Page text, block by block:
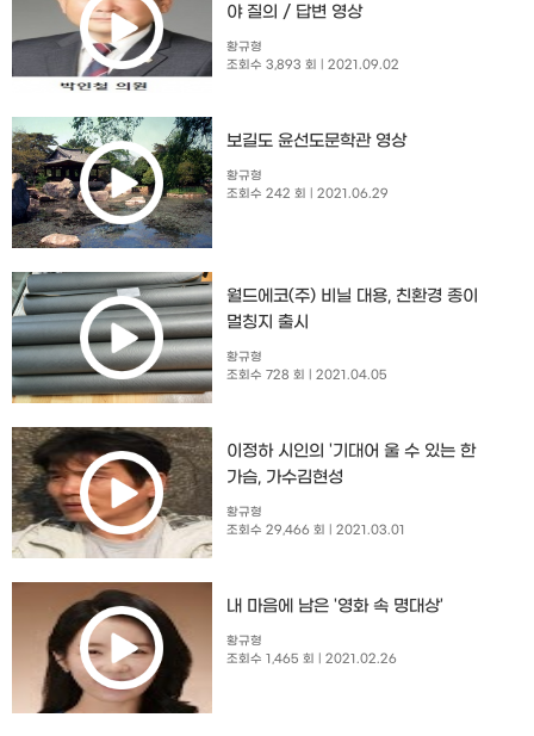
야 질의 / 답변 영상
황규형
조회수 3,893 회
| 2021.09.02
보길도 윤선도문학관 영상
황규형
조회수 242 회
| 2021.06.29
월드에코(주) 비닐 대용, 친환경 종이
멀칭지 출시
황규형
조회수 728 회
| 2021.04.05
이정하 시인의 '기대어 울 수 있는 한
가슴, 가수김현성
황규형
조회수 29,466 회
| 2021.03.01
내 마음에 남은 '영화 속 명대상'
황규형
조회수 1,465 회
| 2021.02.26